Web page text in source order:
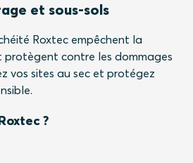
et sous-sols
Roxtec empêchent la
contre les dommages
vos sites au sec et protégez
?